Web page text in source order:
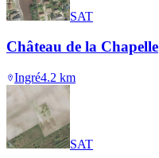
SAT
Château de la Chapelle
Ingré4.2 km
SAT